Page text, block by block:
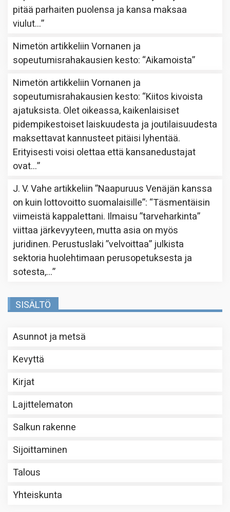
pitää parhaiten puolensa ja kansa maksaa
viulut…”
Nimetön artikkeliinVornanen ja
sopeutumisrahakausien kesto: “Aikamoista”
Nimetön artikkeliinVornanen ja
sopeutumisrahakausien kesto: “Kiitos kivoista
ajatuksista. Olet oikeassa, kaikenlaisiset
pidempikestoiset laiskuudesta ja joutilaisuudesta
maksettavat kannusteet pitäisi lyhentää.
Erityisesti voisi olettaa että kansanedustajat
ovat…”
J. V. Vahe artikkeliin”Naapuruus Venäjän kanssa
on kuin lottovoitto suomalaisille”: “Täsmentäisin
viimeistä kappalettani. Ilmaisu ”tarveharkinta”
viittaa järkevyyteen, mutta asia on myös
juridinen. Perustuslaki ”velvoittaa” julkista
sektoria huolehtimaan perusopetuksesta ja
sotesta,…”
SISÄLTÖ
Asunnot ja metsä
Kevyttä
Kirjat
Lajittelematon
Salkun rakenne
Sijoittaminen
Talous
Yhteiskunta